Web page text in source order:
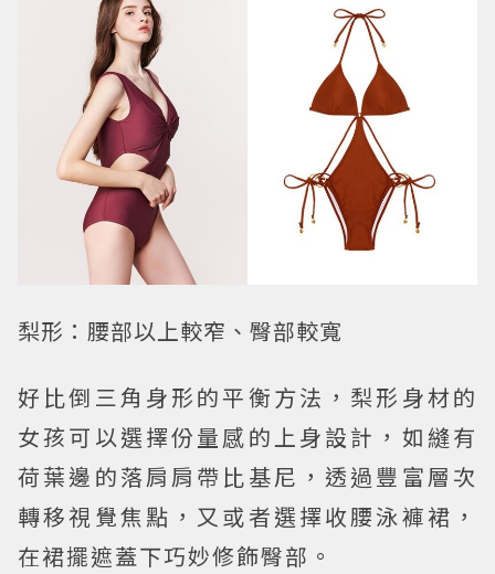
梨形：腰部以上較窄、臀部較寬
好比倒三角身形的平衡方法，梨形身材的
女孩可以選擇份量感的上身設計，如縫有
荷葉邊的落肩肩帶比基尼，透過豐富層次
轉移視覺焦點，又或者選擇收腰泳褲裙，
在裙擺遮蓋下巧妙修飾臀部。